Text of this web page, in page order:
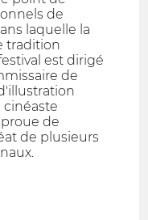
de
laquelle la
tradition
est dirigé
de
cinéaste
de
de plusieurs